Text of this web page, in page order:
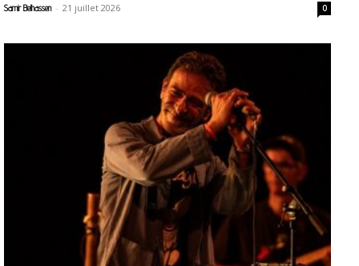
Samir Belhassen - 21 juillet 2026 0